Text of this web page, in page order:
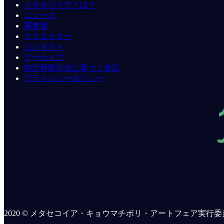
メタセコイアとは？
ニュース
審査員
クリエイター
コンタクト
アーカイブ
特定商取引法に基づく表記
プライバシーポリシー
2020 © メタセコイア・キョウマチボリ・アートフェア実行委